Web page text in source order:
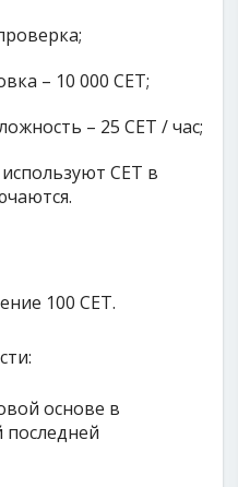
– 10 000 CET;
– 25 CET / час;
CET в
100 CET.
основе в
последней